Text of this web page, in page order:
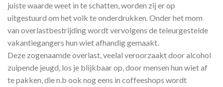
juiste waarde weet in te schatten, worden zij er op
uitgestuurd om het volk te onderdrukken. Onder het mom
van overlastbestrijding wordt vervolgens de teleurgestelde
vakantiegangers hun wiet afhandig gemaakt.
Deze zogenaamde overlast, veelal veroorzaakt door alcohol
zuipende jeugd, los je blijkbaar op, door mensen hun wiet af
te pakken, die n.b ook nog eens in coffeeshops wordt